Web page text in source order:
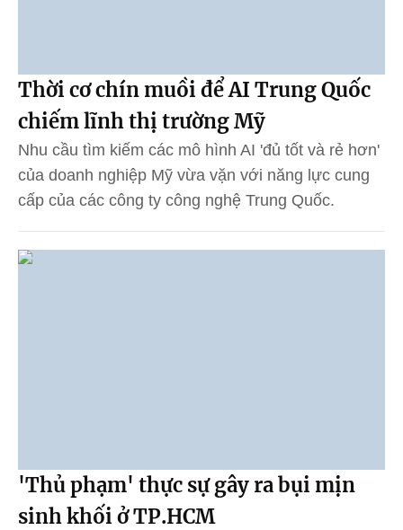
Thời cơ chín muồi để AI Trung Quốc
chiếm lĩnh thị trường Mỹ
Nhu cầu tìm kiếm các mô hình AI 'đủ tốt và rẻ hơn'
của doanh nghiệp Mỹ vừa vặn với năng lực cung
cấp của các công ty công nghệ Trung Quốc.
'Thủ phạm' thực sự gây ra bụi mịn
sinh khối ở TP.HCM